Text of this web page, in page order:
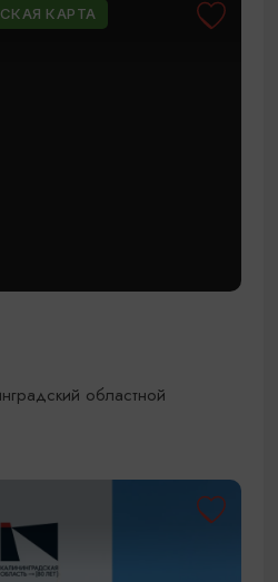
КАРТА
областной